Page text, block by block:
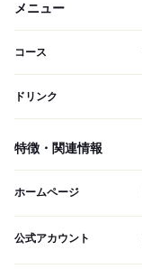
メニュー
コース
ドリンク
特徴・関連情報
ホームページ
公式アカウント